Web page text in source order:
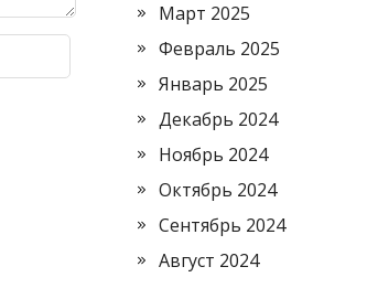
Март 2025
Февраль 2025
Январь 2025
Декабрь 2024
Ноябрь 2024
Октябрь 2024
Сентябрь 2024
Август 2024